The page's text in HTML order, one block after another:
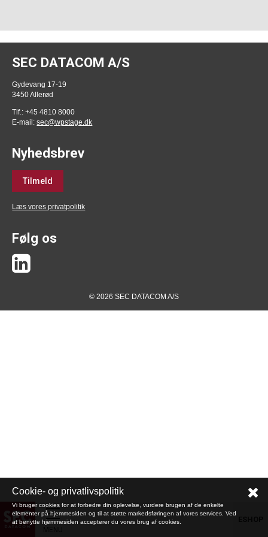
SEC DATACOM A/S
Gydevang 17-19
3450 Allerød
Tlf.: +45 4810 8000
E-mail:sec@wpstage.dk
Nyhedsbrev
Tilmeld
Læs vores privatpolitik
Følg os
© 2026 SEC DATACOM A/S
Cookie- og privatlivspolitik
Vi bruger cookies for at forbedre din oplevelse, vurdere brugen af de enkelte
elementer på hjemmesiden og til at støtte markedsføringen af vores services. Ved
at benytte hjemmesiden accepterer du vores brug af cookies.